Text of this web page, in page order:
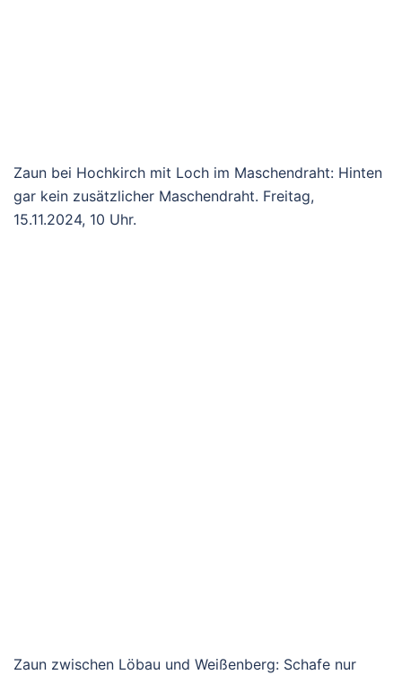
Zaun bei Hochkirch mit Loch im Maschendraht: Hinten
gar kein zusätzlicher Maschendraht. Freitag,
15.11.2024, 10 Uhr.
Zaun zwischen Löbau und Weißenberg: Schafe nur